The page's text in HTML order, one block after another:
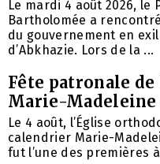
Le mardi 4 août 2026,
Bartholomée a
du gouvernement en
d’Abkhazie. Lors de la ...
Fête patronale
Marie-Madeleine
Le 4 août, l’Église
calendrier Marie-
fut l’une des premières